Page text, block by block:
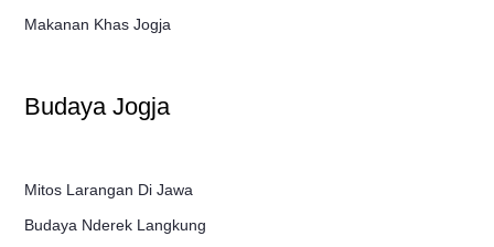
Makanan Khas Jogja
Budaya Jogja
Mitos Larangan Di Jawa
Budaya Nderek Langkung